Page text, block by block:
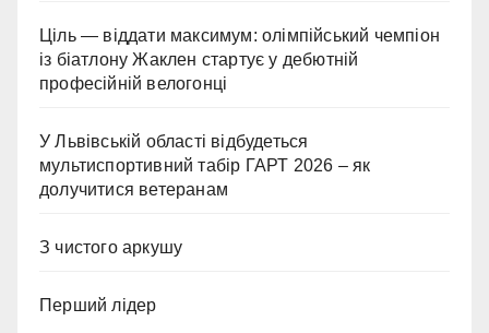
Ціль — віддати максимум: олімпійський чемпіон
із біатлону Жаклен стартує у дебютній
професійній велогонці
У Львівській області відбудеться
мультиспортивний табір ГАРТ 2026 – як
долучитися ветеранам
З чистого аркушу
Перший лідер